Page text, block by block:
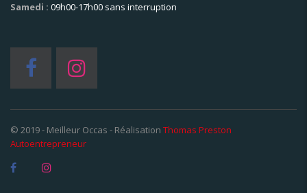
Samedi : 09h00-17h00 sans interruption
© 2019 - Meilleur Occas - Réalisation Thomas Preston
Autoentrepreneur